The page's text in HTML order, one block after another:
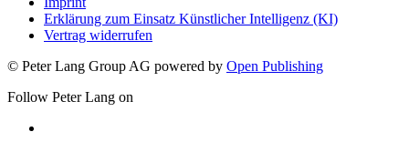
Erklärung zum Einsatz Künstlicher Intelligenz (KI)
Vertrag widerrufen
© Peter Lang Group AG powered by Open Publishing
Follow Peter Lang on